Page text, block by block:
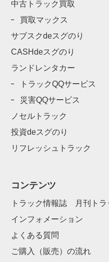
中古トラック買取
買取マックス
サブスクdeスグのり
CASHdeスグのり
ランドレンタカー
トラックQQサービス
災害QQサービス
ノセルトラック
投資deスグのり
リフレッシュトラック
コンテンツ
トラック情報誌 月刊トラ
インフォメーション
よくある質問
ご購入（販売）の流れ